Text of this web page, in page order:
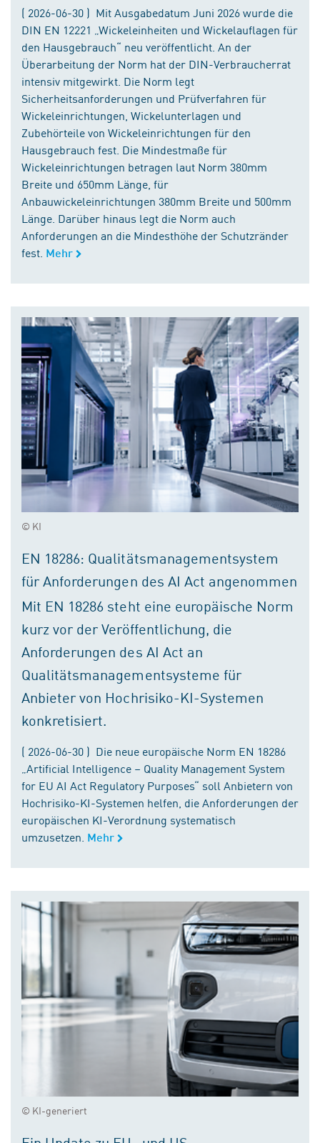
( 2026-06-30 ) Mit Ausgabedatum Juni 2026 wurde die
DIN EN 12221 „Wickeleinheiten und Wickelauflagen für
den Hausgebrauch“ neu veröffentlicht. An der
Überarbeitung der Norm hat der DIN-Verbraucherrat
intensiv mitgewirkt. Die Norm legt
Sicherheitsanforderungen und Prüfverfahren für
Wickeleinrichtungen, Wickelunterlagen und
Zubehörteile von Wickeleinrichtungen für den
Hausgebrauch fest. Die Mindestmaße für
Wickeleinrichtungen betragen laut Norm 380mm
Breite und 650mm Länge, für
Anbauwickeleinrichtungen 380mm Breite und 500mm
Länge. Darüber hinaus legt die Norm auch
Anforderungen an die Mindesthöhe der Schutzränder
fest. Mehr
© KI
EN 18286: Qualitätsmanagementsystem
für Anforderungen des AI Act angenommen
Mit EN 18286 steht eine europäische Norm
kurz vor der Veröffentlichung, die
Anforderungen des AI Act an
Qualitätsmanagementsysteme für
Anbieter von Hochrisiko-KI-Systemen
konkretisiert.
( 2026-06-30 ) Die neue europäische Norm EN 18286
„Artificial Intelligence – Quality Management System
for EU AI Act Regulatory Purposes“ soll Anbietern von
Hochrisiko-KI-Systemen helfen, die Anforderungen der
europäischen KI-Verordnung systematisch
umzusetzen. Mehr
© KI-generiert